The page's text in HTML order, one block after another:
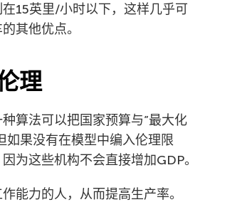
15英里/小时以下，这样几乎可
其他优点。
理
算法可以把国家预算与”最大化
如果没有在模型中编入伦理限
为这些机构不会直接增加GDP。
能力的人，从而提高生产率。